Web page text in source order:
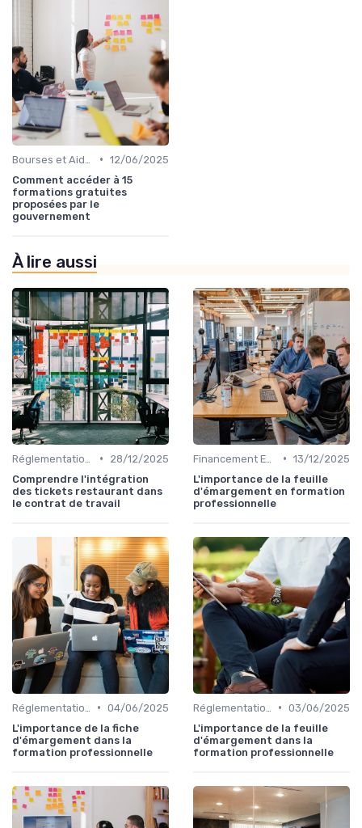
• 12/06/2025
Comment accéder à 15
formations gratuites
proposées par le
gouvernement
À lire aussi
•
28/12/2025
Comprendre l'intégration
des tickets restaurant dans
le contrat de travail
• 13/12/2025
L'importance de la feuille
d'émargement en formation
professionnelle
• 04/06/2025
L'importance de la fiche
d'émargement dans la
formation professionnelle
• 03/06/2025
L'importance de la feuille
d'émargement dans la
formation professionnelle